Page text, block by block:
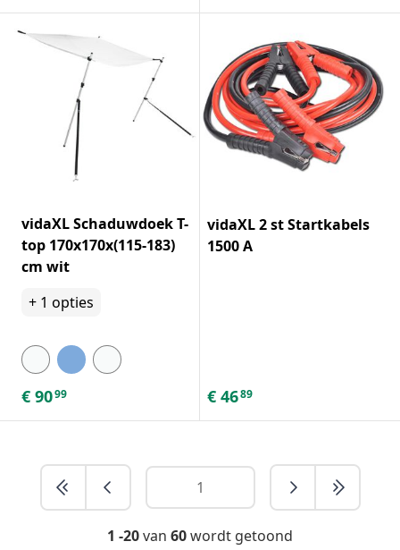
vidaXL Schaduwdoek T-
top 170x170x(115-183)
cm wit
+ 1 opties
€ 9099
vidaXL 2 st Startkabels
1500 A
€ 4689
1 -20van 60wordt getoond